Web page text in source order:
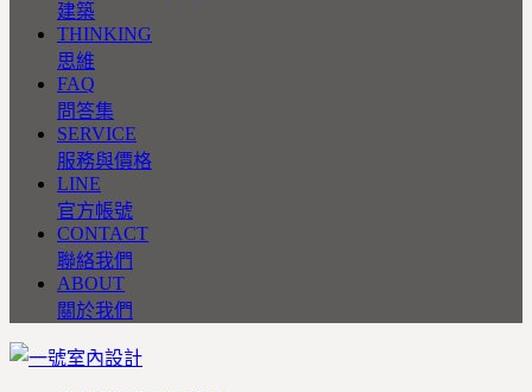
建築
THINKING
思維
FAQ
問答集
SERVICE
服務與價格
LINE
官方帳號
CONTACT
聯絡我們
ABOUT
關於我們